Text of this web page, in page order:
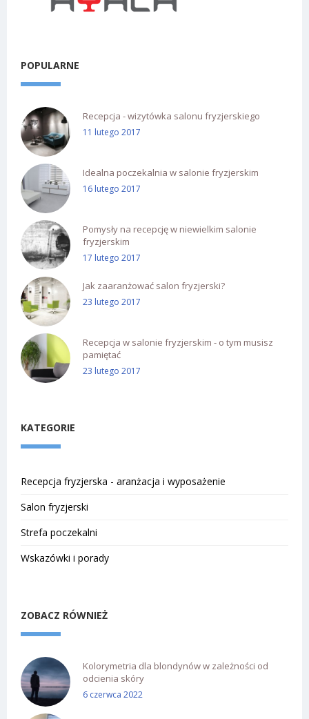
POPULARNE
Recepcja - wizytówka salonu fryzjerskiego
11 lutego 2017
Idealna poczekalnia w salonie fryzjerskim
16 lutego 2017
Pomysły na recepcję w niewielkim salonie
fryzjerskim
17 lutego 2017
Jak zaaranżować salon fryzjerski?
23 lutego 2017
Recepcja w salonie fryzjerskim - o tym musisz
pamiętać
23 lutego 2017
KATEGORIE
Recepcja fryzjerska - aranżacja i wyposażenie
Salon fryzjerski
Strefa poczekalni
Wskazówki i porady
ZOBACZ RÓWNIEŻ
Kolorymetria dla blondynów w zależności od
odcienia skóry
6 czerwca 2022